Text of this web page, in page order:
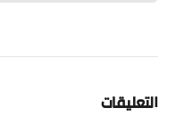
التعليقات